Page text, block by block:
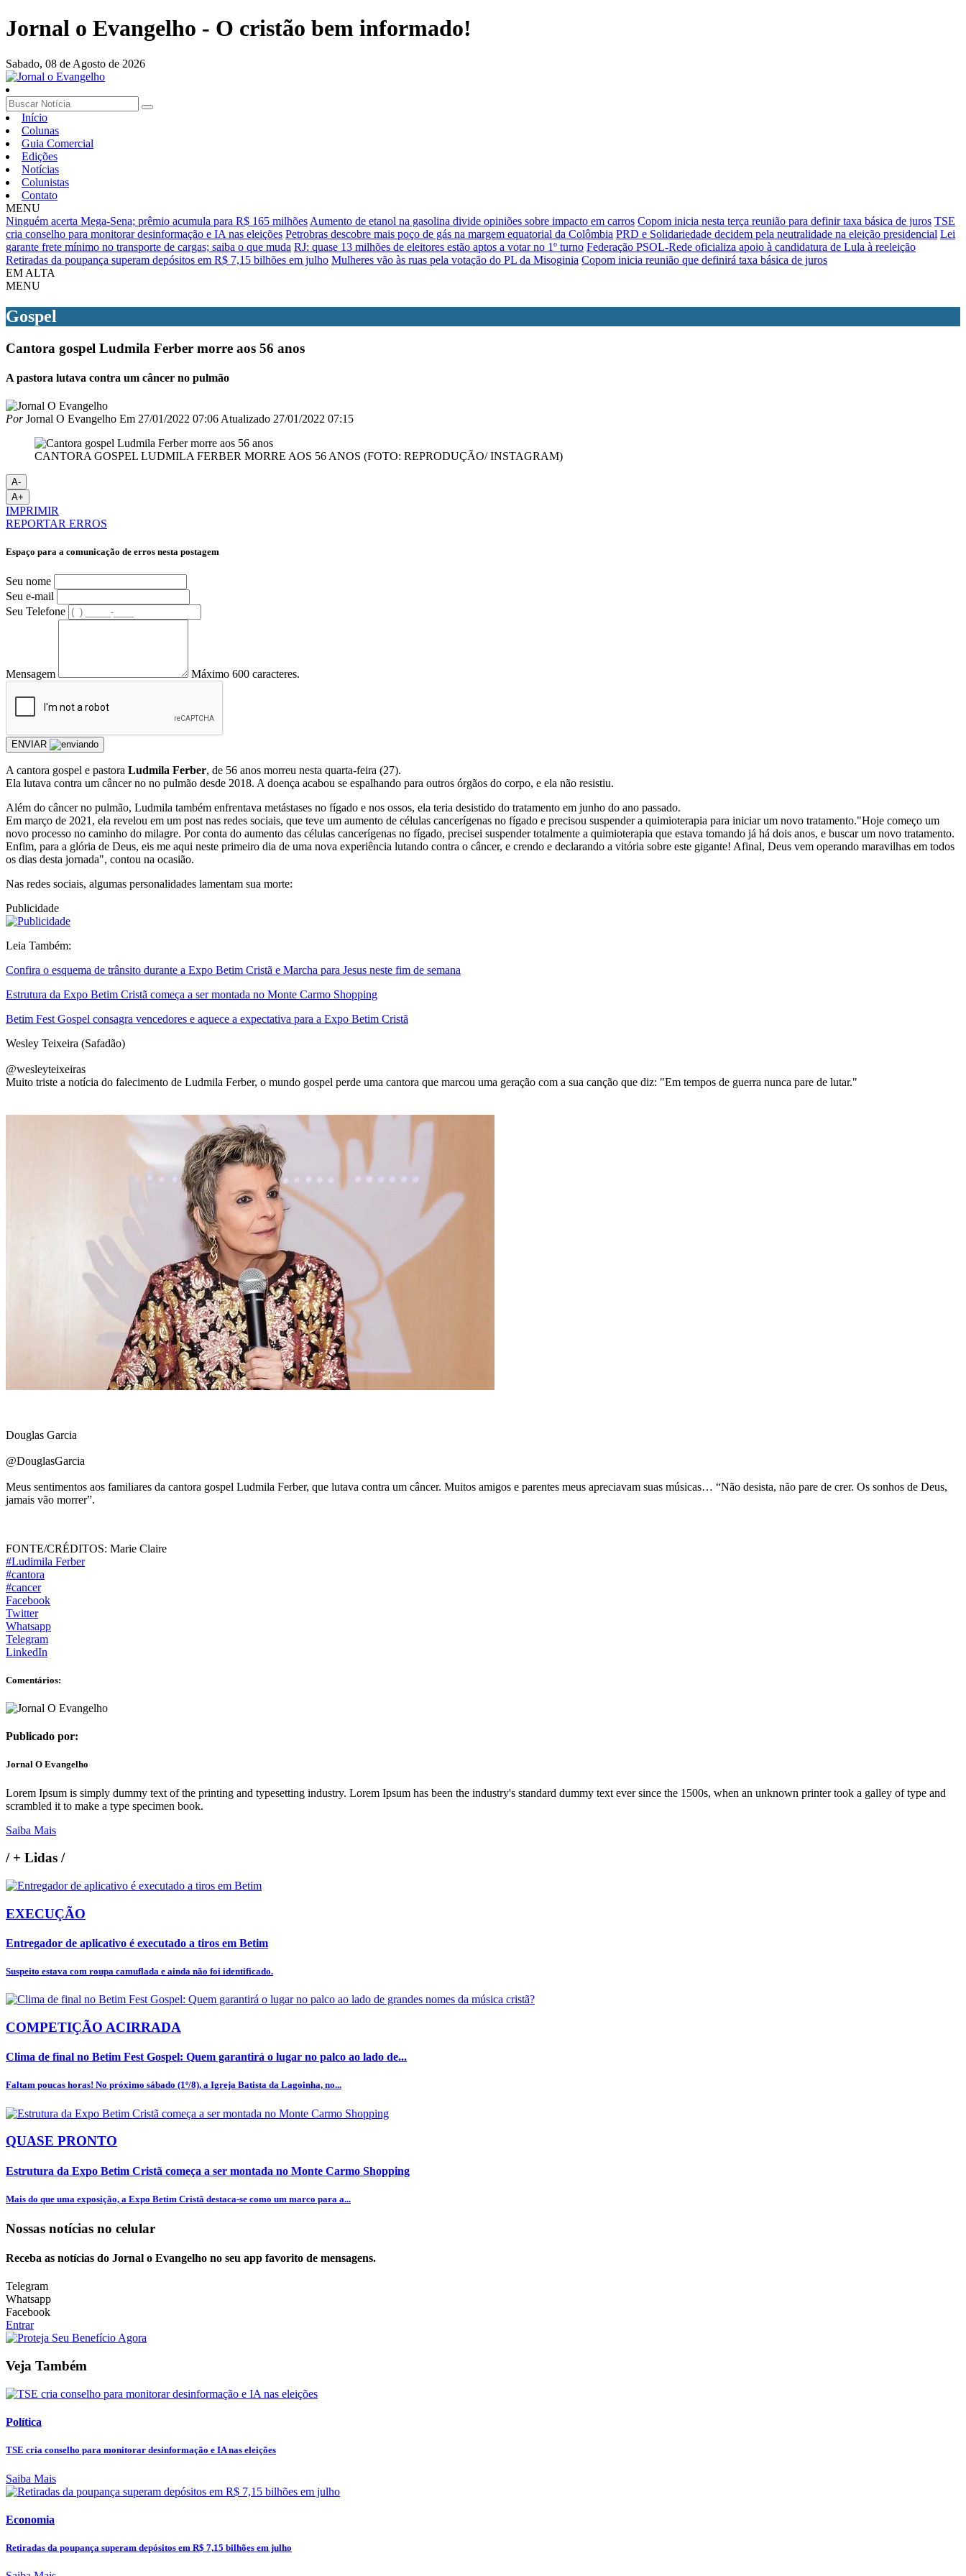
Jornal o Evangelho - O cristão bem informado!
Sabado, 08 de Agosto de 2026
Início
Colunas
Guia Comercial
Edições
Notícias
Colunistas
Contato
MENU
Ninguém acerta Mega-Sena; prêmio acumula para R$ 165 milhões Aumento de etanol na gasolina divide opiniões sobre impacto em carros Copom inicia nesta terça reunião para definir taxa básica de juros TSE
cria conselho para monitorar desinformação e IA nas eleições Petrobras descobre mais poço de gás na margem equatorial da Colômbia PRD e Solidariedade decidem pela neutralidade na eleição presidencial Lei
garante frete mínimo no transporte de cargas; saiba o que muda RJ: quase 13 milhões de eleitores estão aptos a votar no 1º turno Federação PSOL-Rede oficializa apoio à candidatura de Lula à reeleição
Retiradas da poupança superam depósitos em R$ 7,15 bilhões em julho Mulheres vão às ruas pela votação do PL da Misoginia Copom inicia reunião que definirá taxa básica de juros
EM ALTA
MENU
Gospel
Cantora gospel Ludmila Ferber morre aos 56 anos
A pastora lutava contra um câncer no pulmão
PorJornal O Evangelho Em 27/01/2022 07:06 Atualizado 27/01/2022 07:15
CANTORA GOSPEL LUDMILA FERBER MORRE AOS 56 ANOS (FOTO: REPRODUÇÃO/ INSTAGRAM)
A-
A+
IMPRIMIR
REPORTAR ERROS
Espaço para a comunicação de erros nesta postagem
Seu nome
Seu e-mail
Seu Telefone
Mensagem Máximo 600 caracteres.
ENVIAR
A cantora gospel e pastora Ludmila Ferber, de 56 anos morreu nesta quarta-feira (27).
Ela lutava contra um câncer no no pulmão desde 2018. A doença acabou se espalhando para outros órgãos do corpo, e ela não resistiu.
Além do câncer no pulmão, Ludmila também enfrentava metástases no fígado e nos ossos, ela teria desistido do tratamento em junho do ano passado.
Em março de 2021, ela revelou em um post nas redes sociais, que teve um aumento de células cancerígenas no fígado e precisou suspender a quimioterapia para iniciar um novo tratamento."Hoje começo um
novo processo no caminho do milagre. Por conta do aumento das células cancerígenas no fígado, precisei suspender totalmente a quimioterapia que estava tomando já há dois anos, e buscar um novo tratamento.
Enfim, para a glória de Deus, eis me aqui neste primeiro dia de uma nova experiência lutando contra o câncer, e crendo e declarando a vitória sobre este gigante! Afinal, Deus vem operando maravilhas em todos
os dias desta jornada", contou na ocasião.
Nas redes sociais, algumas personalidades lamentam sua morte:
Publicidade
Leia Também:
Confira o esquema de trânsito durante a Expo Betim Cristã e Marcha para Jesus neste fim de semana
Estrutura da Expo Betim Cristã começa a ser montada no Monte Carmo Shopping
Betim Fest Gospel consagra vencedores e aquece a expectativa para a Expo Betim Cristã
Wesley Teixeira (Safadão)
@wesleyteixeiras
Muito triste a notícia do falecimento de Ludmila Ferber, o mundo gospel perde uma cantora que marcou uma geração com a sua canção que diz: "Em tempos de guerra nunca pare de lutar."
Douglas Garcia
@DouglasGarcia
Meus sentimentos aos familiares da cantora gospel Ludmila Ferber, que lutava contra um câncer. Muitos amigos e parentes meus apreciavam suas músicas… “Não desista, não pare de crer. Os sonhos de Deus,
jamais vão morrer”.
FONTE/CRÉDITOS: Marie Claire
#Ludimila Ferber
#cantora
#cancer
Facebook
Twitter
Whatsapp
Telegram
LinkedIn
Comentários:
Publicado por:
Jornal O Evangelho
Lorem Ipsum is simply dummy text of the printing and typesetting industry. Lorem Ipsum has been the industry's standard dummy text ever since the 1500s, when an unknown printer took a galley of type and
scrambled it to make a type specimen book.
Saiba Mais
/+ Lidas /
EXECUÇÃO
Entregador de aplicativo é executado a tiros em Betim
Suspeito estava com roupa camuflada e ainda não foi identificado.
COMPETIÇÃO ACIRRADA
Clima de final no Betim Fest Gospel: Quem garantirá o lugar no palco ao lado de...
Faltam poucas horas! No próximo sábado (1º/8), a Igreja Batista da Lagoinha, no...
QUASE PRONTO
Estrutura da Expo Betim Cristã começa a ser montada no Monte Carmo Shopping
Mais do que uma exposição, a Expo Betim Cristã destaca-se como um marco para a...
Nossas notícias no celular
Receba as notícias do Jornal o Evangelho no seu app favorito de mensagens.
Telegram
Whatsapp
Facebook
Entrar
Veja Também
Política
TSE cria conselho para monitorar desinformação e IA nas eleições
Saiba Mais
Economia
Retiradas da poupança superam depósitos em R$ 7,15 bilhões em julho